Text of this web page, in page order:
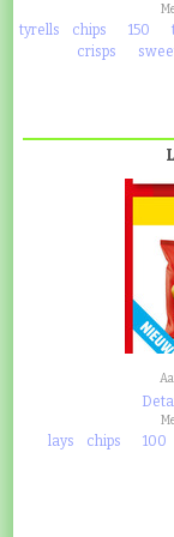
tyrells chips 150
crisps
lays chips 100